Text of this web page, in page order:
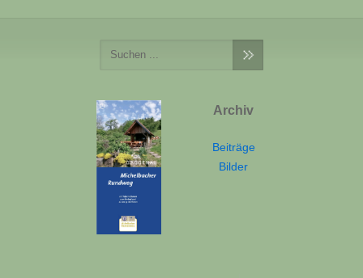
Archiv
Beiträge
Bilder